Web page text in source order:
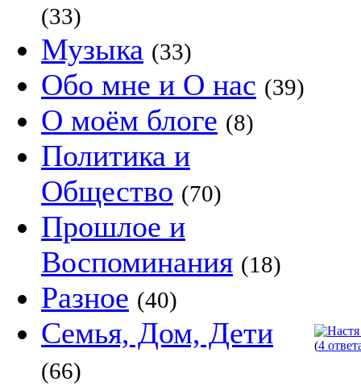
(33)
Музыка (33)
Обо мне и О нас (39)
О моём блоге (8)
Политика и
Общество (70)
Прошлое и
Воспоминания (18)
Разное (40)
Семья, Дом, Дети
(66)
(4